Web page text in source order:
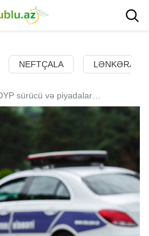
NEFTÇALA LƏNKƏRAN